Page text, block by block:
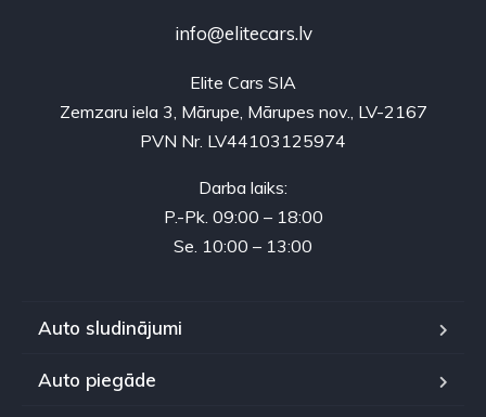
info@elitecars.lv
Elite Cars SIA
Zemzaru iela 3, Mārupe, Mārupes nov., LV-2167
PVN Nr. LV44103125974
Darba laiks:
P.-Pk. 09:00 – 18:00
Se. 10:00 – 13:00
Auto sludinājumi
Auto piegāde